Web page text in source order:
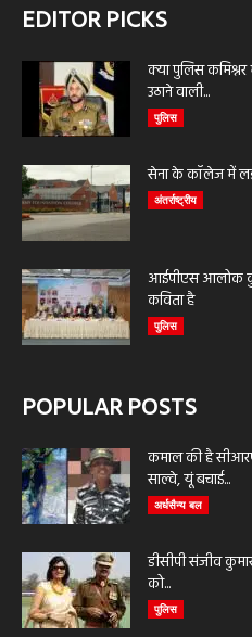
EDITOR PICKS
क्या पुलिस
उठाने वाली...
पुलिस
सेना के कॉलेज में
अंतर्राष्ट्रीय
आईपीएस आलोक
कविता है
पुलिस
POPULAR POSTS
कमाल की है
साल्वे, यूं बचाई...
अर्धसैन्य बल
डीसीपी संजीव
को...
पुलिस